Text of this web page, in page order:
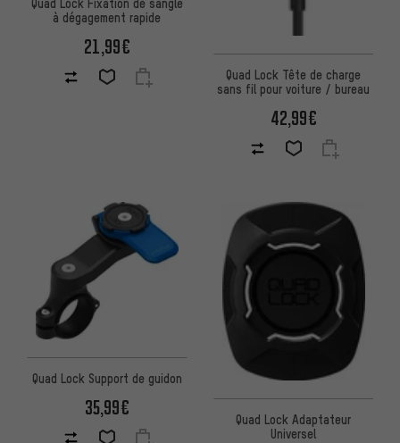
à dégagement rapide
21,99€
Quad Lock Tête de charge
sans fil pour voiture / bureau
42,99€
Quad Lock Support de guidon
35,99€
Quad Lock Adaptateur
Universel